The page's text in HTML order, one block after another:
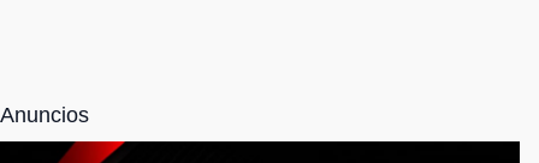
Anuncios